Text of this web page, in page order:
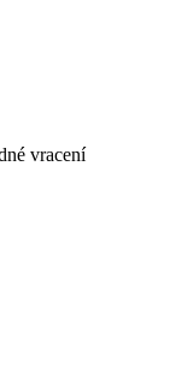
vracení